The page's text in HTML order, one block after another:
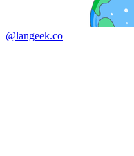
@langeek.co